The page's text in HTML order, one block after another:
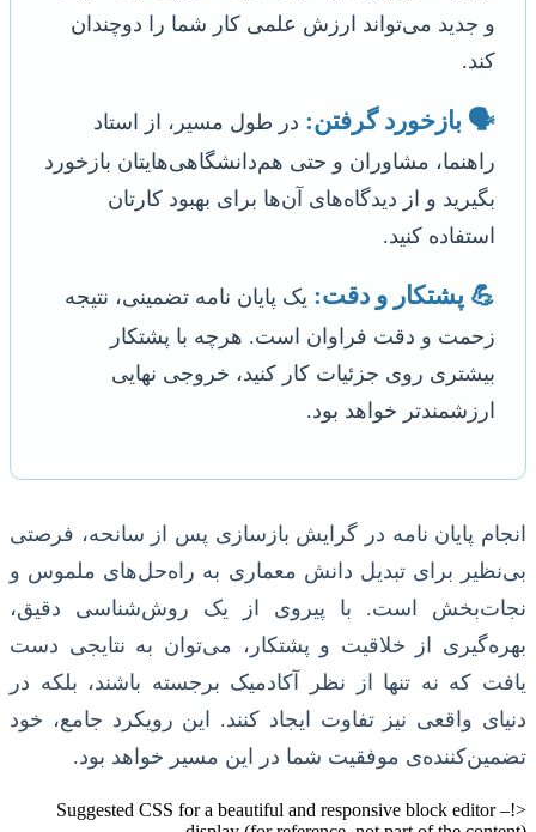
و جدید می‌تواند ارزش علمی کار شما را دوچندان
کند.
🗣️ بازخورد گرفتن: در طول مسیر، از استاد
راهنما، مشاوران و حتی هم‌دانشگاهی‌هایتان بازخورد
بگیرید و از دیدگاه‌های آن‌ها برای بهبود کارتان
استفاده کنید.
💪 پشتکار و دقت: یک پایان نامه تضمینی، نتیجه
زحمت و دقت فراوان است. هرچه با پشتکار
بیشتری روی جزئیات کار کنید، خروجی نهایی
ارزشمندتر خواهد بود.
انجام پایان نامه در گرایش بازسازی پس از سانحه، فرصتی
بی‌نظیر برای تبدیل دانش معماری به راه‌حل‌های ملموس و
نجات‌بخش است. با پیروی از یک روش‌شناسی دقیق،
بهره‌گیری از خلاقیت و پشتکار، می‌توان به نتایجی دست
یافت که نه تنها از نظر آکادمیک برجسته باشند، بلکه در
دنیای واقعی نیز تفاوت ایجاد کنند. این رویکرد جامع، خود
تضمین‌کننده‌ی موفقیت شما در این مسیر خواهد بود.
<!– Suggested CSS for a beautiful and responsive block editor